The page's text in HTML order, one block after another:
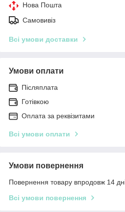
Нова Пошта
Самовивіз
Всі умови доставки
Умови оплати
Післяплата
Готівкою
Оплата за реквізитами
Всі умови оплати
Умови повернення
Повернення товару впродовж 14
Всі умови повернення